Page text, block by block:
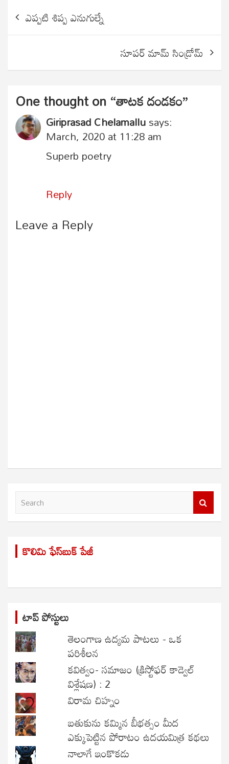
navigation
ఎప్పటి శిప్ప ఎనుగుల్నే
సూపర్ మామ్ సిండ్రోమ్
One thought on “తాటక దండకం”
Giriprasad Chelamallusays:
March, 2020 at 11:28 am
Superb poetry
Reply
Leave a Reply
a
r
c కొలిమి ఫేస్‌బుక్ పేజీ
టాప్ పోస్టులు
తెలంగాణ ఉద్యమ పాటలు - ఒక
పరిశీలన
కవిత్వం- సమాజం (క్రిస్టోఫర్ కాడ్వెల్
విశ్లేషణ) : 2
విరామ చిహ్నం
బతుకును కమ్మిన బీభత్సం మీద
ఎక్కుపెట్టిన పోరాటం ఉదయమిత్ర కథలు
నాలాగే ఇంకొకడు